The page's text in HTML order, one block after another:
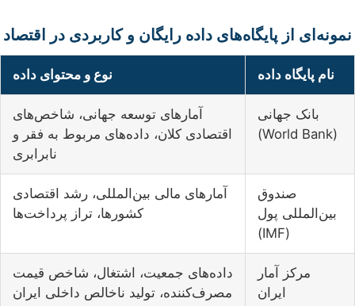
نمونه‌ای از پایگاه‌های داده رایگان و کاربردی در اقتصاد
نام پایگاه داده نوع و محتوای داده
بانک جهانی
(World Bank)
آمارهای توسعه جهانی، شاخص‌های
اقتصادی کلان، داده‌های مربوط به فقر و
نابرابری
صندوق
بین‌المللی پول
(IMF)
آمارهای مالی بین‌المللی، رشد اقتصادی
کشورها، تراز پرداخت‌ها
مرکز آمار
ایران
داده‌های جمعیت، اشتغال، شاخص قیمت
مصرف‌کننده، تولید ناخالص داخلی ایران